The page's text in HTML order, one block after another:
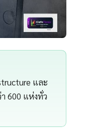
และ
600 แห่งทั่ว